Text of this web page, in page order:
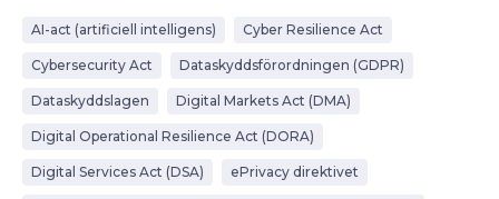
AI-act (artificiell intelligens) Cyber Resilience Act
Cybersecurity Act Dataskyddsförordningen (GDPR)
Dataskyddslagen Digital Markets Act (DMA)
Digital Operational Resilience Act (DORA)
Digital Services Act (DSA) ePrivacy direktivet